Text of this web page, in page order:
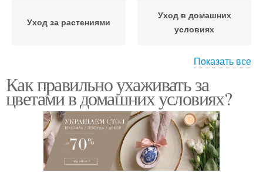
Уход за растениями
Уход в домашних
условиях
Лайфхаки по уходу Уход за цветами
Советы по уходу
Показать все
Как правильно ухаживать за
цветами в домашних условиях?